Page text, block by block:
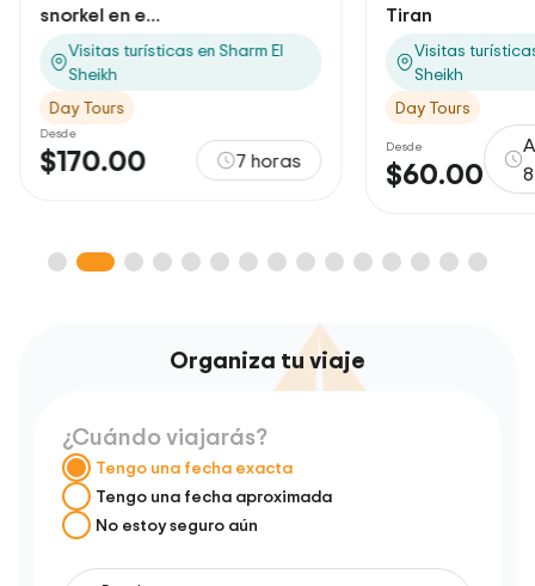
snorkel en e...
Visitas turísticas en Sharm El
Sheikh
Day Tours
Desde
$170.00 7 horas
Tiran
Visitas
Sheikh
Day Tours
Desde
$60.00
Organiza tu viaje
¿Cuándo viajarás?
Tengo una fecha exacta
Tengo una fecha aproximada
No estoy seguro aún